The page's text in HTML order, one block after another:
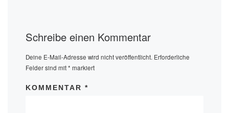
Schreibe einen Kommentar
Deine E-Mail-Adresse wird nicht veröffentlicht. Erforderliche
Felder sind mit* markiert
KOMMENTAR*